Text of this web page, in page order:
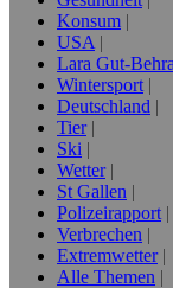
Konsum
USA
Lara Gut-
Wintersport
Deutschland
Tier
Ski
Wetter
St Gallen
Polizeirapport
Verbrechen
Extremwetter
Alle Themen